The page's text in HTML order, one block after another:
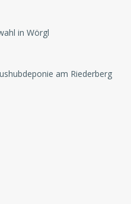
in Wörgl
am Riederberg